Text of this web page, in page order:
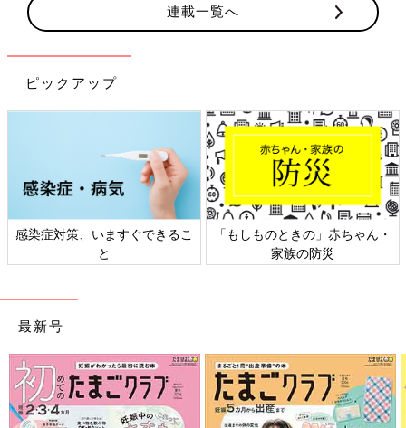
連載一覧へ
ピックアップ
ものときの」赤ちゃん・
日本外来小児科学会リーフレッ
ト検討会
六星
最新号